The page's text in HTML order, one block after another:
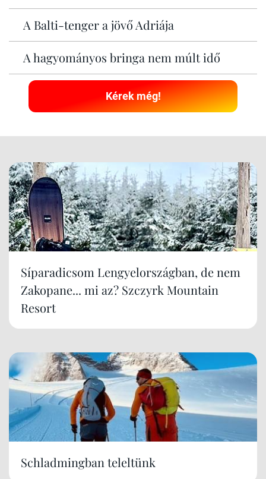
A Balti-tenger a jövő Adriája
A hagyományos bringa nem múlt idő
Kérek még!
Síparadicsom Lengyelországban, de nem
Zakopane... mi az? Szczyrk Mountain
Resort
Schladmingban teleltünk